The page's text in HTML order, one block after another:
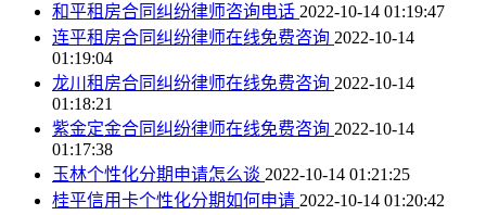
和平租房合同纠纷律师咨询电话 2022-10-14 01:19:47
连平租房合同纠纷律师在线免费咨询 2022-10-14
01:19:04
龙川租房合同纠纷律师在线免费咨询 2022-10-14
01:18:21
紫金定金合同纠纷律师在线免费咨询 2022-10-14
01:17:38
玉林个性化分期申请怎么谈 2022-10-14 01:21:25
桂平信用卡个性化分期如何申请 2022-10-14 01:20:42